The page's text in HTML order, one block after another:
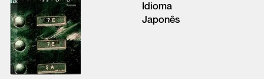
Idioma
Japonês